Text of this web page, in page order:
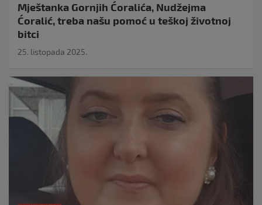
Mještanka Gornjih Ćoralića, Nudžejma
Ćoralić, treba našu pomoć u teškoj životnoj
bitci
25. listopada 2025.